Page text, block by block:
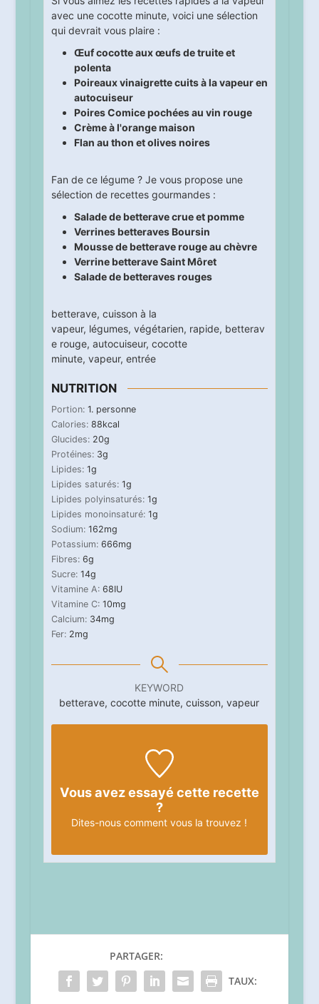
avec une cocotte minute, voici une sélection
qui devrait vous plaire :
Œuf cocotte aux œufs de truite et
polenta
Poireaux vinaigrette cuits à la vapeur en
autocuiseur
Poires Comice pochées au vin rouge
Crème à l'orange maison
Flan au thon et olives noires
Fan de ce légume ? Je vous propose une
sélection de recettes gourmandes :
Salade de betterave crue et pomme
Verrines betteraves Boursin
Mousse de betterave rouge au chèvre
Verrine betterave Saint Môret
Salade de betteraves rouges
betterave, cuisson à la
vapeur, légumes, végétarien, rapide, betterav
e rouge, autocuiseur, cocotte
minute, vapeur, entrée
NUTRITION
Portion: 1. personne
Calories: 88kcal
Glucides: 20g
Protéines: 3g
Lipides: 1g
Lipides saturés: 1g
Lipides polyinsaturés: 1g
Lipides monoinsaturé: 1g
Sodium: 162mg
Potassium: 666mg
Fibres: 6g
Sucre: 14g
Vitamine A: 68IU
Vitamine C: 10mg
Calcium: 34mg
Fer: 2mg
KEYWORD
betterave, cocotte minute, cuisson, vapeur
Vous avez essayé cette recette
?
Dites-nous comment vous la trouvez !
PARTAGER:
TAUX: